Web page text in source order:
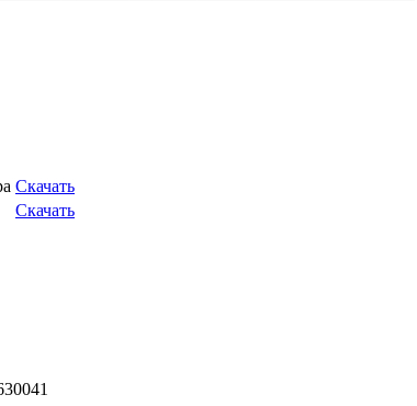
Скачать
Скачать